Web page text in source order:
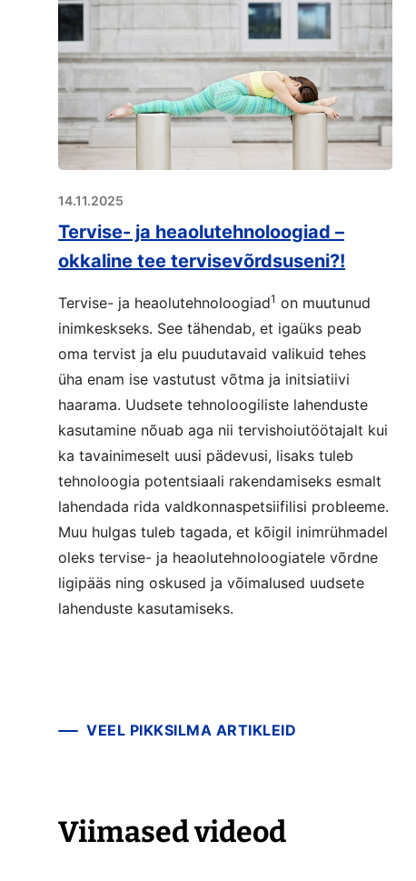
14.11.2025
Tervise- ja heaolutehnoloogiad –
okkaline tee tervisevõrdsuseni?!
Tervise- ja heaolutehnoloogiad1 on muutunud
inimkeskseks. See tähendab, et igaüks peab
oma tervist ja elu puudutavaid valikuid tehes
üha enam ise vastutust võtma ja initsiatiivi
haarama. Uudsete tehnoloogiliste lahenduste
kasutamine nõuab aga nii tervishoiutöötajalt kui
ka tavainimeselt uusi pädevusi, lisaks tuleb
tehnoloogia potentsiaali rakendamiseks esmalt
lahendada rida valdkonnaspetsiifilisi probleeme.
Muu hulgas tuleb tagada, et kõigil inimrühmadel
oleks tervise- ja heaolutehnoloogiatele võrdne
ligipääs ning oskused ja võimalused uudsete
lahenduste kasutamiseks.
VEEL PIKKSILMA ARTIKLEID
Viimased videod